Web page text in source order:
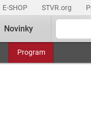
E-SHOP STVR.org
Program
Novinky